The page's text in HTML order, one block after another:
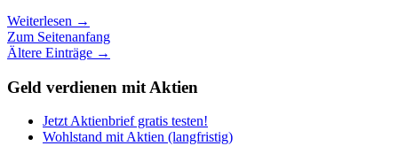
Weiterlesen →
Zum Seitenanfang
Ältere Einträge →
Geld verdienen mit Aktien
Jetzt Aktienbrief gratis testen!
Wohlstand mit Aktien (langfristig)